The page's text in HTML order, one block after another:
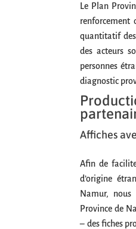
Le Plan
renforcement
quantitatif des
des acteurs
personnes
diagnostic
Affiches
Afin de
d’origine
Namur, nous
Province de
– des fiches